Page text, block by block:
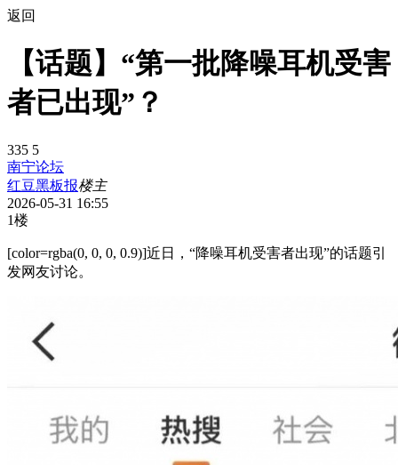
返回
【话题】“第一批降噪耳机受害
者已出现”？
335 5
南宁论坛
红豆黑板报楼主
2026-05-31 16:55
1楼
[color=rgba(0, 0, 0, 0.9)]近日，“降噪耳机受害者出现”的话题引
发网友讨论。